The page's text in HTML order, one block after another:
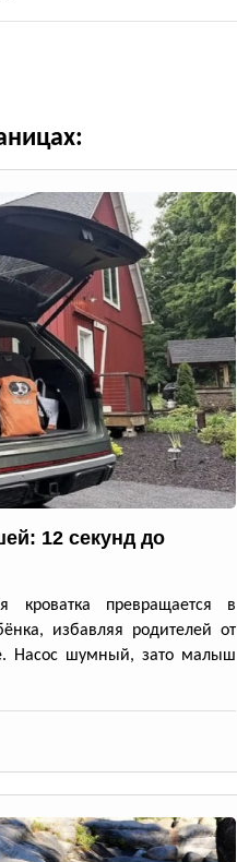
12 секунд до
кроватка превращается в
избавляя родителей от
Насос шумный, зато малыш